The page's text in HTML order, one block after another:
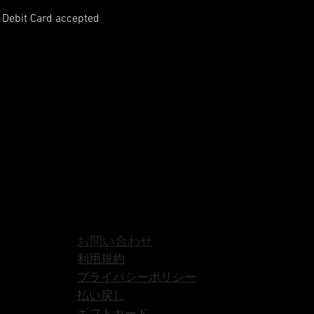
Card accepted
お問い合わせ
利用規約
プライバシーポリシー
払い戻し